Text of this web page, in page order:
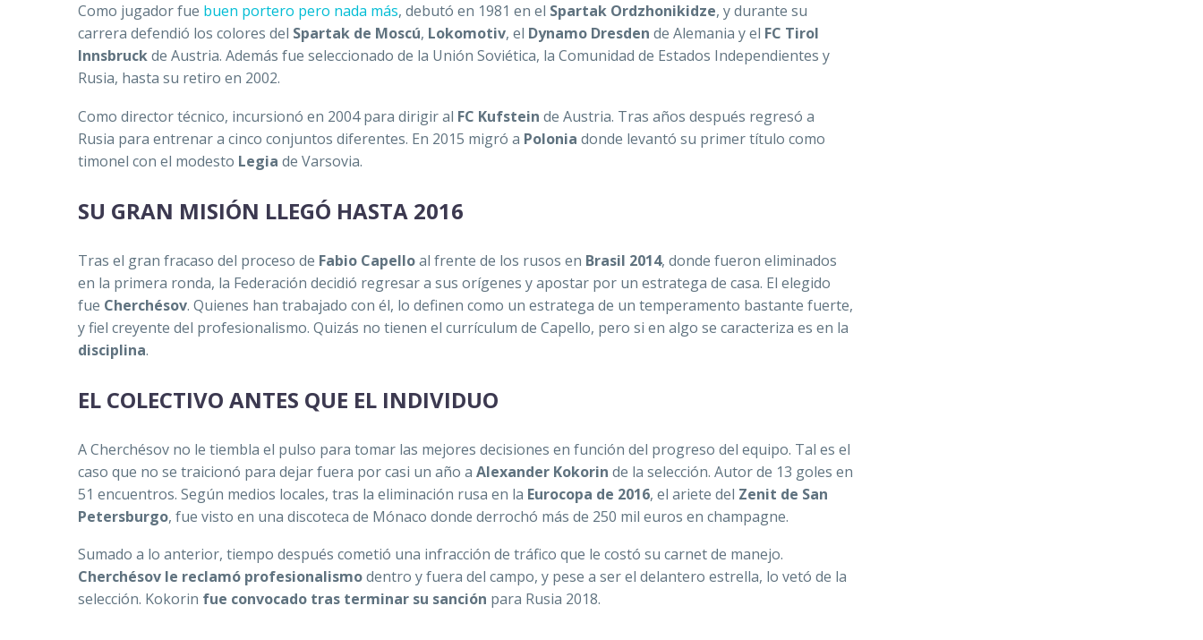
Como jugador fue buen portero pero nada más, debutó en 1981 en el Spartak Ordzhonikidze, y durante su
carrera defendió los colores del Spartak de Moscú, Lokomotiv, el Dynamo Dresden de Alemania y el FC Tirol
Innsbruckde Austria. Además fue seleccionado de la Unión Soviética, la Comunidad de Estados Independientes y
Rusia, hasta su retiro en 2002.
Como director técnico, incursionó en 2004 para dirigir al FC Kufstein de Austria. Tras años después regresó a
Rusia para entrenar a cinco conjuntos diferentes. En 2015 migró a Polonia donde levantó su primer título como
timonel con el modesto Legia de Varsovia.
SU GRAN MISIÓN LLEGÓ HASTA 2016
Tras el gran fracaso del proceso de Fabio Capelloal frente de los rusos en Brasil 2014, donde fueron eliminados
en la primera ronda, la Federación decidió regresar a sus orígenes y apostar por un estratega de casa. El elegido
fue Cherchésov. Quienes han trabajado con él, lo definen como un estratega de un temperamento bastante fuerte,
y fiel creyente del profesionalismo. Quizás no tienen el currículum de Capello, pero si en algo se caracteriza es en la
disciplina.
EL COLECTIVO ANTES QUE EL INDIVIDUO
A Cherchésov no le tiembla el pulso para tomar las mejores decisiones en función del progreso del equipo. Tal es el
caso que no se traicionó para dejar fuera por casi un año a Alexander Kokorin de la selección. Autor de 13 goles en
51 encuentros. Según medios locales, tras la eliminación rusa en la Eurocopa de 2016, el ariete del Zenit de San
Petersburgo, fue visto en una discoteca de Mónaco donde derrochó más de 250 mil euros en champagne.
Sumado a lo anterior, tiempo después cometió una infracción de tráfico que le costó su carnet de manejo.
Cherchésov le reclamó profesionalismodentro y fuera del campo, y pese a ser el delantero estrella, lo vetó de la
selección. Kokorin fue convocado tras terminar su sanción para Rusia 2018.